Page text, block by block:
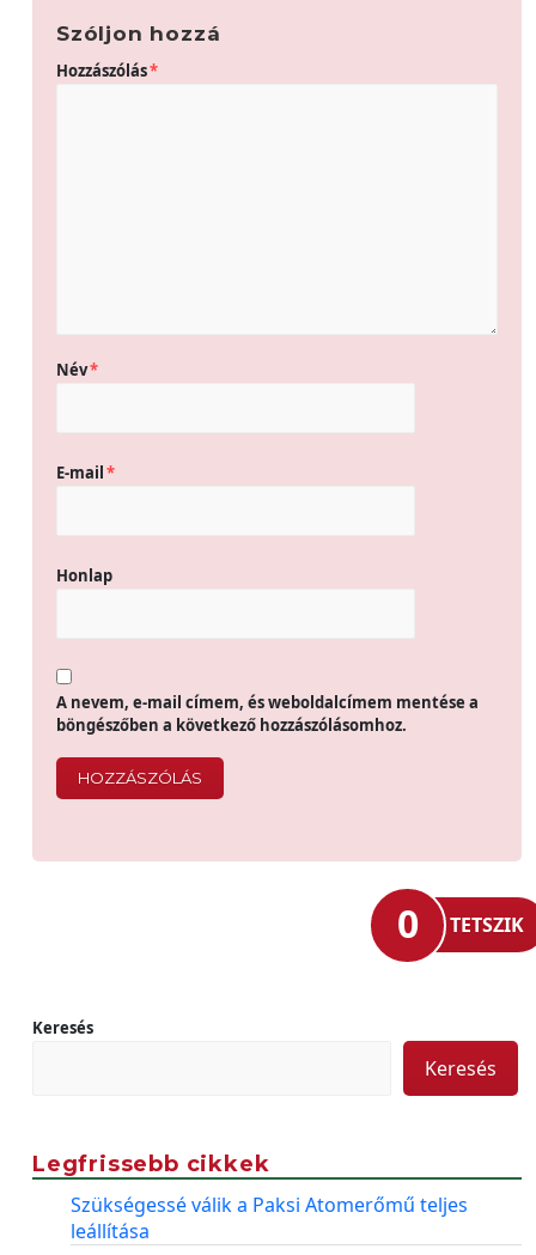
Szóljon hozzá
Hozzászólás*
Név*
E-mail*
Honlap
A nevem, e-mail címem, és weboldalcímem mentése a
böngészőben a következő hozzászólásomhoz.
0 TETSZIK
Keresés
Keresés
Legfrissebb cikkek
Szükségessé válik a Paksi Atomerőmű teljes
leállítása